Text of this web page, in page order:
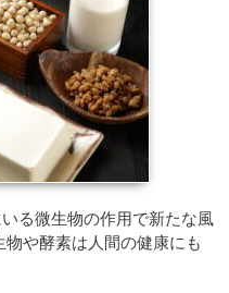
る微生物の作用で新たな風
や酵素は人間の健康にも